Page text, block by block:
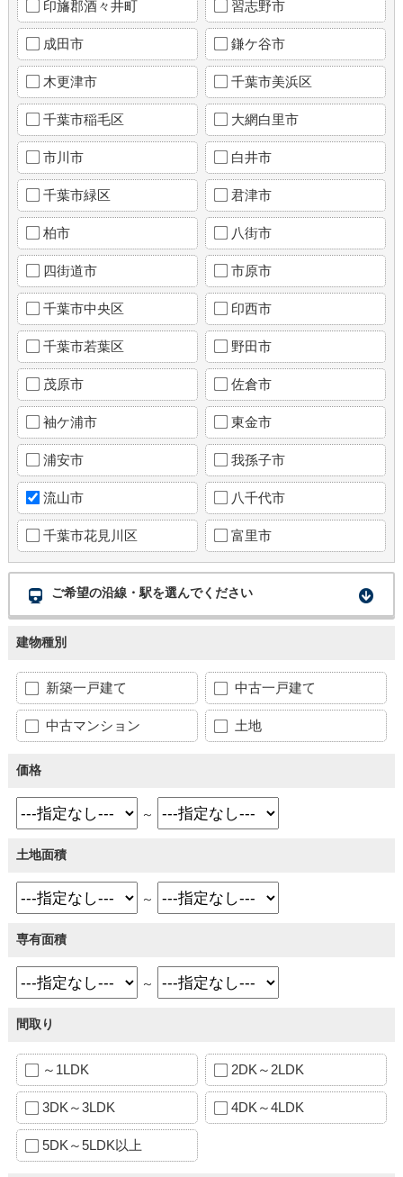
印旛郡酒々井町 習志野市
成田市 鎌ケ谷市
木更津市 千葉市美浜区
千葉市稲毛区 大網白里市
市川市 白井市
千葉市緑区 君津市
柏市 八街市
四街道市 市原市
千葉市中央区 印西市
千葉市若葉区 野田市
茂原市 佐倉市
袖ケ浦市 東金市
浦安市 我孫子市
流山市 八千代市
千葉市花見川区 富里市
ご希望の沿線・駅を選んでください
建物種別
新築一戸建て 中古一戸建て
中古マンション 土地
価格
～
土地面積
～
専有面積
～
間取り
～1LDK 2DK～2LDK
3DK～3LDK 4DK～4LDK
5DK～5LDK以上